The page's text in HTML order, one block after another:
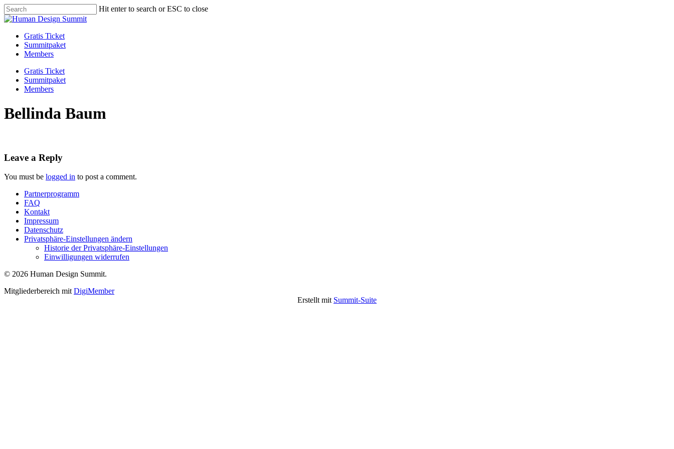
Skip
to
content
Hit enter to search or ESC to close
Close
Menu
Gratis Ticket
Summitpaket
Members
Gratis Ticket
Summitpaket
Members
Bellinda Baum
Leave a Reply
You must be logged in to post a comment.
Partnerprogramm
FAQ
Kontakt
Impressum
Datenschutz
Privatsphäre-Einstellungen ändern
Historie der Privatsphäre-Einstellungen
Einwilligungen widerrufen
© 2026 Human Design Summit.
Mitgliederbereich mit DigiMember
Erstellt mit Summit-Suite